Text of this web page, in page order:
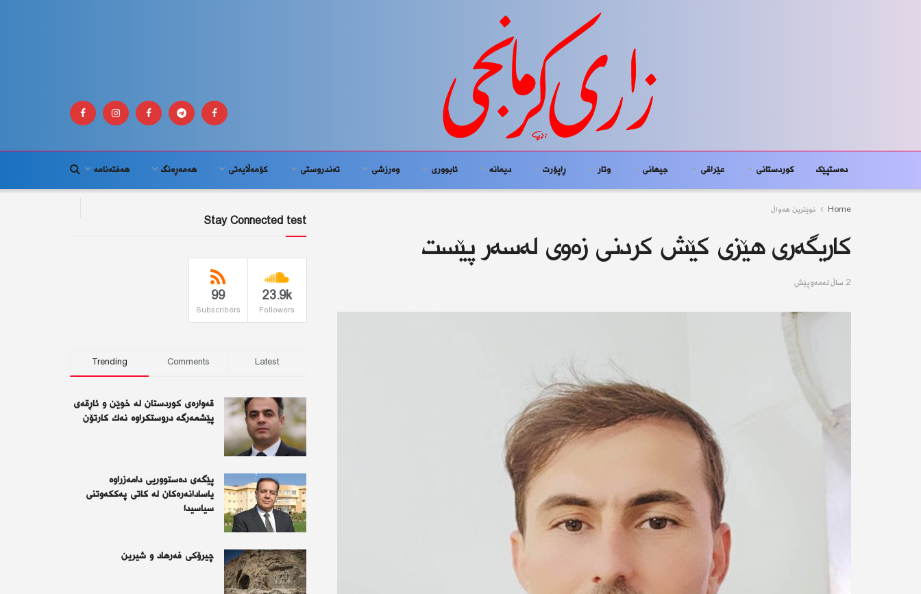
دەستپێک کوردستانى عێراقی جیهانى وتار ڕاپۆرت دیمانە ئابوورى وەرزشی تەندروستى كۆمه‌ڵايه‌تى هەمەڕەنگ هەفتەنامە
Home نوێترین هەواڵ
كاریگەری هێزی كێش كردنی زەوی لەسەر پێست
2 ساڵ له‌مه‌وپێش
Stay Connected test
23.9k
Followers
99
Subscribers
Trending Comments Latest
قەوارەی كوردستان لە خوێن و ئاڕقەی
پێشمەرگە دروستكراوە نەك كارتۆن
پێگەی دەستووریی دامەزراوە
یاسادانەرەكان لە كاتی پەككەوتنی
سیاسیدا
چیرۆكی فەرهاد و شیرین